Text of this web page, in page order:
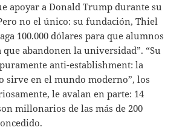
apoyar a Donald Trump durante su
no el único: su fundación, Thiel
100.000 dólares para que alumnos
abandonen la universidad”. “Su
anti-establishment: la
sirve en el mundo moderno”, los
le avalan en parte: 14
millonarios de las más de 200